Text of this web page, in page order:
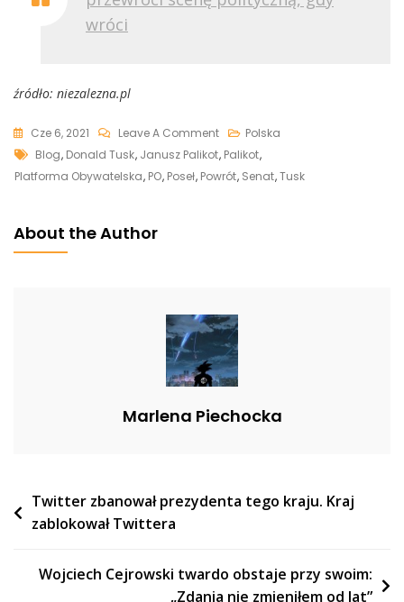
wróci
źródło: niezalezna.pl
Cze 6, 2021 Leave A CommentOn
Palikot
Publikuje
:
„Nie
Wraca,
Aby
Się
Polska
Tags
Blog, Donald Tusk, Janusz Palikot, Palikot,
Platforma Obywatelska, PO, Poseł, Powrót, Senat,Tusk
About the Author
Marlena Piechocka
Nawigacja
wpisu
Twitter zbanował prezydenta tego kraju. Kraj
zablokował Twittera
Wojciech Cejrowski twardo obstaje przy swoim:
„Zdania nie zmieniłem od lat”